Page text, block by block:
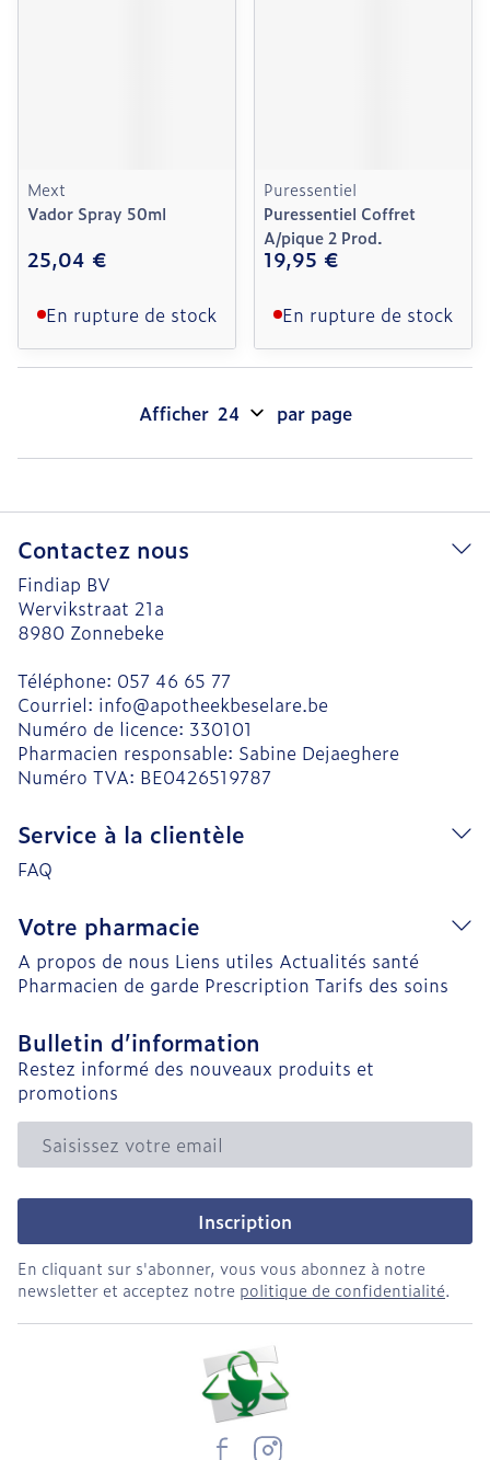
Mext
Vador Spray 50ml
25,04 €
En rupture de stock
Puressentiel
Puressentiel Coffret
A/pique 2 Prod.
19,95 €
En rupture de stock
Afficher par page
Contactez nous
Findiap BV
Wervikstraat 21a
8980 Zonnebeke
Téléphone: 057 46 65 77
Courriel: info@apotheekbeselare.be
Numéro de licence: 330101
Pharmacien responsable: Sabine Dejaeghere
Numéro TVA: BE0426519787
Service à la clientèle
FAQ
Votre pharmacie
A propos de nous Liens utiles Actualités santé
Pharmacien de garde Prescription Tarifs des soins
Bulletin d’information
Restez informé des nouveaux produits et
promotions
Adresse mail
Inscription
En cliquant sur s'abonner, vous vous abonnez à notre
newsletter et acceptez notre politique de confidentialité.